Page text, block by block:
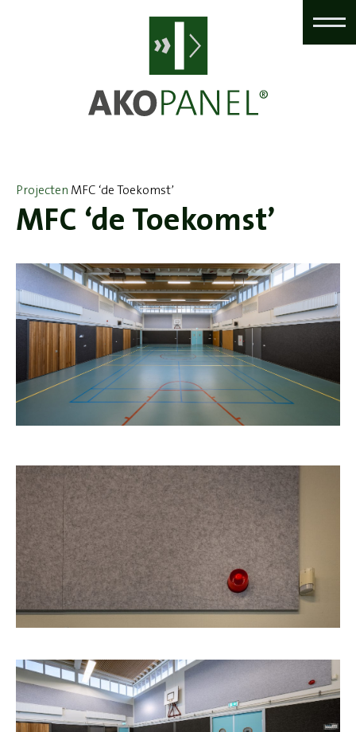
Projecten MFC ‘de Toekomst’
MFC ‘de Toekomst’